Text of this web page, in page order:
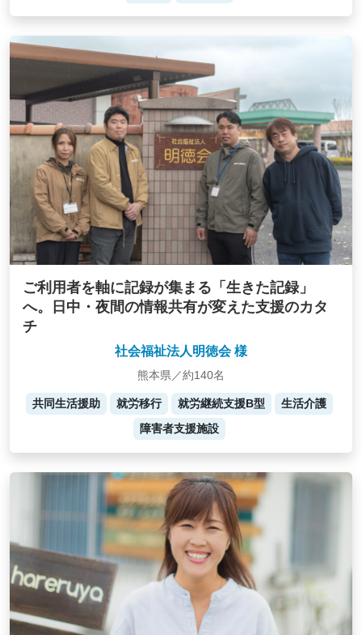
ご利用者を軸に記録が集まる「生きた記録」
へ。日中・夜間の情報共有が変えた支援のカタ
チ
社会福祉法人明徳会 様
熊本県／約140名
共同生活援助 就労移行 就労継続支援B型
生活介護
障害者支援施設